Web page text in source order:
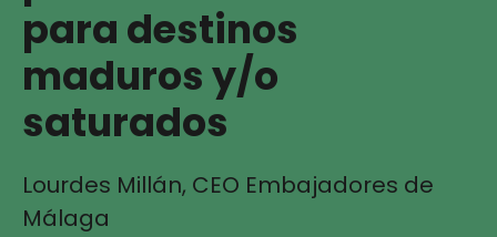
para destinos
maduros y/o
saturados
Lourdes Millán, CEO Embajadores de
Málaga